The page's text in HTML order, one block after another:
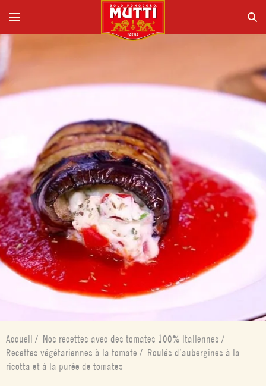
Accueil / Nos recettes avec des tomates 100% italiennes /
Recettes végétariennes à la tomate / Roulés d’aubergines à la
ricotta et à la purée de tomates